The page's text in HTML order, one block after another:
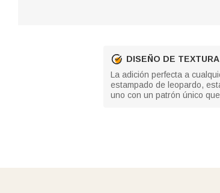
DISEÑO DE
La adición perfecta a
estampado de leopardo,
uno con un patrón único